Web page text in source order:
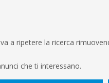
a ripetere la ricerca
che ti interessano.